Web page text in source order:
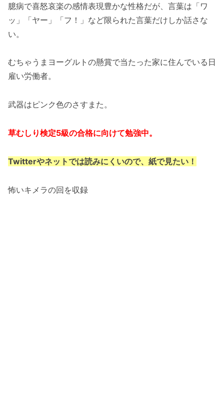
臆病で喜怒哀楽の感情表現豊かな性格だが、言葉は「ワ
ッ」「ヤー」「フ！」など限られた言葉だけしか話さな
い。
むちゃうまヨーグルトの懸賞で当たった家に住んでいる日
雇い労働者。
武器はピンク色のさすまた。
草むしり検定5級の合格に向けて勉強中。
Twitterやネットでは読みにくいので、紙で見たい！
怖いキメラの回を収録